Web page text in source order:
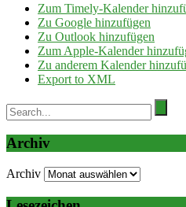
Zum Timely-Kalender
Zu Google hinzufügen
Zu Outlook hinzufügen
Zum Apple-Kalender
Zu anderem Kalender
Export to XML
Archiv
Archiv